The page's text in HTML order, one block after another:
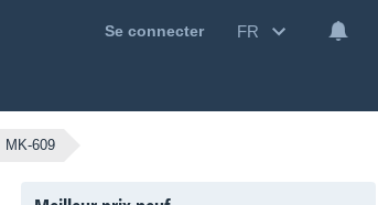
Se connecter FR
MK-609